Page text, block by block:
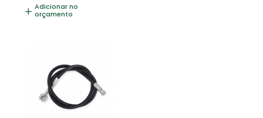
Adicionar no
orçamento